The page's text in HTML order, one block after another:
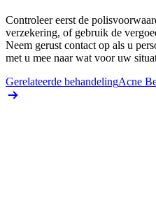
Controleer eerst de
verzekering, of gebruik de
Neem gerust contact op als u
met u mee naar wat voor uw
Gerelateerde behandelingAcne